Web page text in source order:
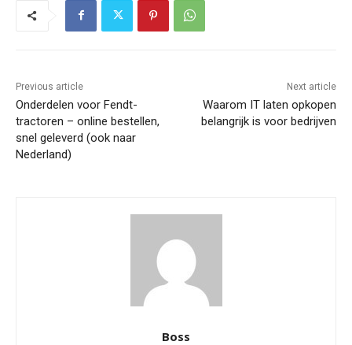
Previous article
Onderdelen voor Fendt-
tractoren – online bestellen,
snel geleverd (ook naar
Nederland)
Next article
Waarom IT laten opkopen
belangrijk is voor bedrijven
Boss